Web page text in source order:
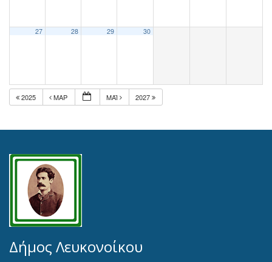
27 28 29 30
2025 ΜΑΡ ΜΆΙ 2027
Δήμος Λευκονοίκου